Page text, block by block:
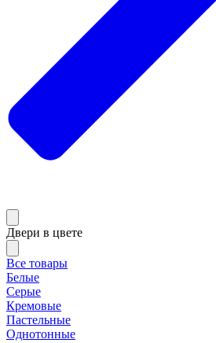
Двери в цвете
Все товары
Белые
Серые
Кремовые
Пастельные
Однотонные